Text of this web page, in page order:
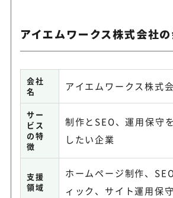
アイエムワークス株式会社
会社
名
アイエムワークス株式
サー
ビス
の特
徴
制作とSEO、運用保守
したい企業
支援
領域
ホームページ制作、
ィック、サイト運用保守